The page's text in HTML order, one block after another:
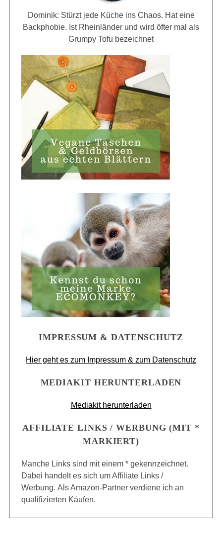
Dominik: Stürzt jede Küche ins Chaos. Hat eine
Backphobie. Ist Rheinländer und wird öfter mal als
Grumpy Tofu bezeichnet
IMPRESSUM & DATENSCHUTZ
Hier geht es zum Impressum & zum Datenschutz
MEDIAKIT HERUNTERLADEN
Mediakit herunterladen
AFFILIATE LINKS / WERBUNG (MIT *
MARKIERT)
Manche Links sind mit einem * gekennzeichnet.
Dabei handelt es sich um Affiliate Links /
Werbung. Als Amazon-Partner verdiene ich an
qualifizierten Käufen.